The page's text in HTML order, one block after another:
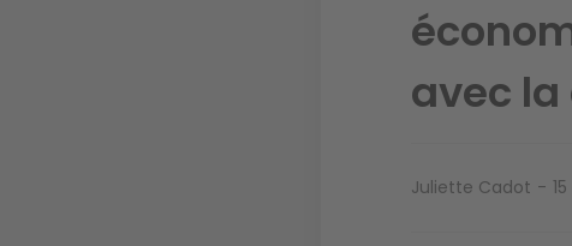
avec
Juliette Cadot